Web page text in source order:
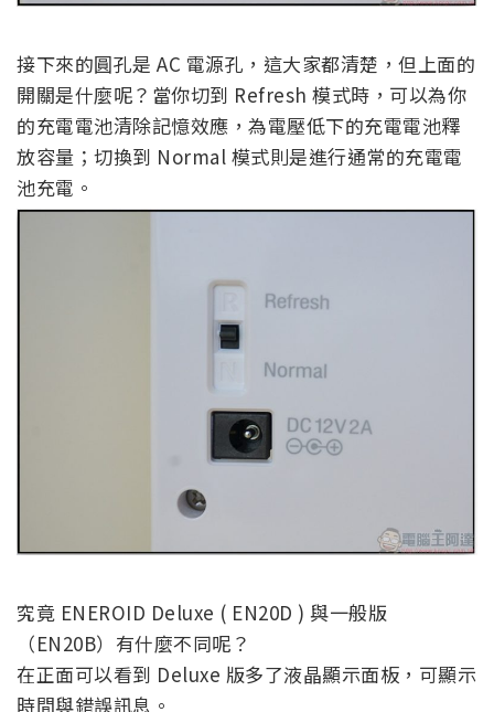
接下來的圓孔是 AC 電源孔，這大家都清楚，但上面的
開關是什麼呢？當你切到 Refresh 模式時，可以為你
的充電電池清除記憶效應，為電壓低下的充電電池釋
放容量；切換到 Normal 模式則是進行通常的充電電
池充電。
究竟 ENEROID Deluxe ( EN20D ) 與一般版
（EN20B）有什麼不同呢？
在正面可以看到 Deluxe 版多了液晶顯示面板，可顯示
時間與錯誤訊息。